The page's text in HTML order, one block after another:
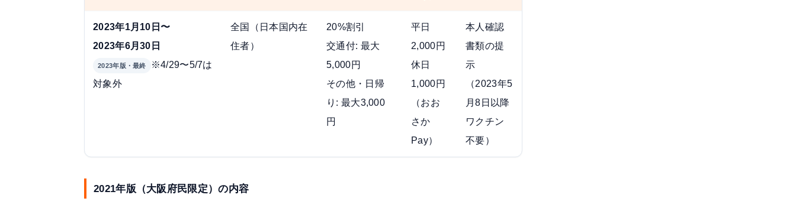
2023年1月10日〜
2023年6月30日
2023年版・最終
※4/29〜5/7は
対象外
全国（日本国内在
住者）
20%割引
交通付: 最大
5,000円
その他・日帰
り: 最大3,000
円
平日
2,000円
休日
1,000円
（おお
さか
Pay）
本人確認
書類の提
示
（2023年5
月8日以降
ワクチン
不要）
2021年版（大阪府民限定）の内容